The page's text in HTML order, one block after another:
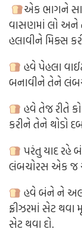
એક ભાગને
વાસણમાં લો અને
હલાવીને મિક્સ
હવે પેહલા
બનાવીને તેને
હવે તેજ રીતે
કરીને તેને થોડો
પરંતુ યાદ રહે
લંબચોરસ એક જ
હવે બંને ને
ફ્રીઝરમાં સેટ થવા
સેટ થવા દો.